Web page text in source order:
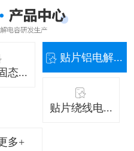
态...
贴片铝电解...
贴片绕线电...
多+